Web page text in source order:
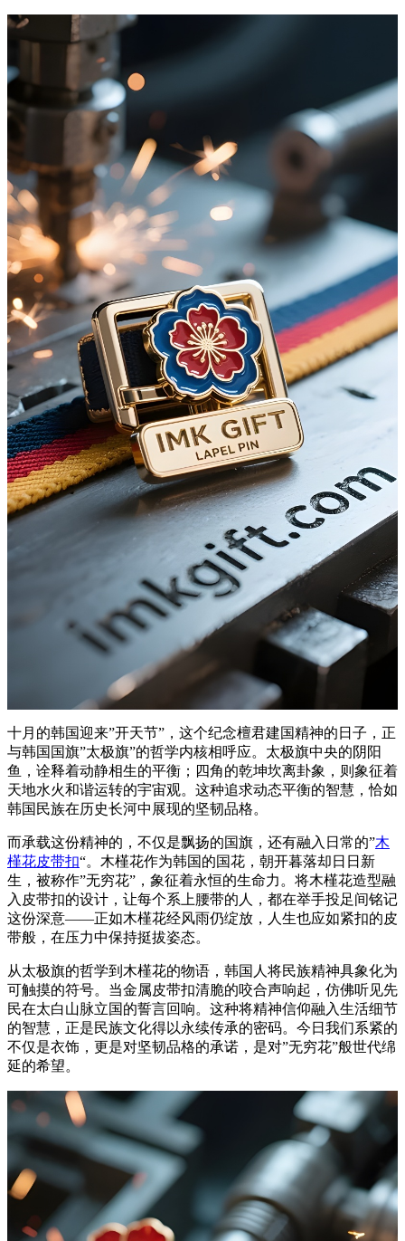
十月的韩国迎来”开天节”，这个纪念檀君建国精神的日子，正
与韩国国旗”太极旗”的哲学内核相呼应。太极旗中央的阴阳
鱼，诠释着动静相生的平衡；四角的乾坤坎离卦象，则象征着
天地水火和谐运转的宇宙观。这种追求动态平衡的智慧，恰如
韩国民族在历史长河中展现的坚韧品格。
而承载这份精神的，不仅是飘扬的国旗，还有融入日常的”木
槿花皮带扣“。木槿花作为韩国的国花，朝开暮落却日日新
生，被称作”无穷花”，象征着永恒的生命力。将木槿花造型融
入皮带扣的设计，让每个系上腰带的人，都在举手投足间铭记
这份深意——正如木槿花经风雨仍绽放，人生也应如紧扣的皮
带般，在压力中保持挺拔姿态。
从太极旗的哲学到木槿花的物语，韩国人将民族精神具象化为
可触摸的符号。当金属皮带扣清脆的咬合声响起，仿佛听见先
民在太白山脉立国的誓言回响。这种将精神信仰融入生活细节
的智慧，正是民族文化得以永续传承的密码。今日我们系紧的
不仅是衣饰，更是对坚韧品格的承诺，是对”无穷花”般世代绵
延的希望。